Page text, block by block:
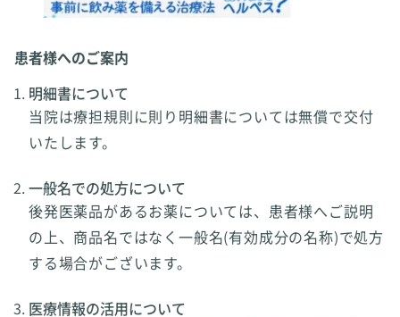
患者様へのご案内
明細書について
当院は療担規則に則り明細書については無償で交付
いたします。
一般名での処方について
後発医薬品があるお薬については、患者様へご説明
の上、商品名ではなく一般名(有効成分の名称)で処方
する場合がございます。
医療情報の活用について